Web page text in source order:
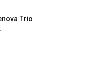
Trio